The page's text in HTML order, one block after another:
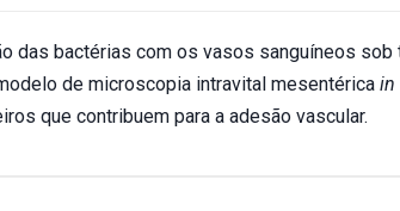
das bactérias com os vasos sanguíneos
de microscopia intravital mesentérica in
que contribuem para a adesão vascular.